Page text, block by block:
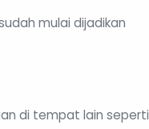
mulai dijadikan
di tempat lain seperti